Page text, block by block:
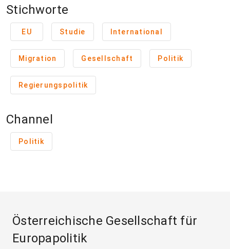
Stichworte
EU Studie International
Migration Gesellschaft Politik
Regierungspolitik
Channel
Politik
Österreichische Gesellschaft für
Europapolitik